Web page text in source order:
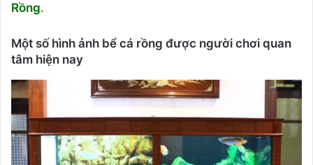
Rồng.
Một số hình ảnh bể cá rồng được người chơi quan
tâm hiện nay